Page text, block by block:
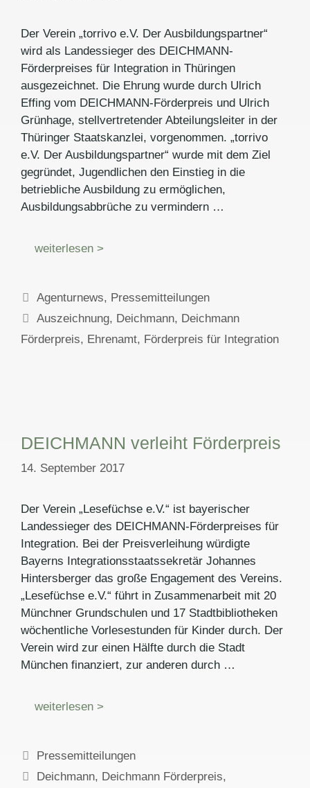
Der Verein „torrivo e.V. Der Ausbildungspartner“
wird als Landessieger des DEICHMANN-
Förderpreises für Integration in Thüringen
ausgezeichnet. Die Ehrung wurde durch Ulrich
Effing vom DEICHMANN-Förderpreis und Ulrich
Grünhage, stellvertretender Abteilungsleiter in der
Thüringer Staatskanzlei, vorgenommen. „torrivo
e.V. Der Ausbildungspartner“ wurde mit dem Ziel
gegründet, Jugendlichen den Einstieg in die
betriebliche Ausbildung zu ermöglichen,
Ausbildungsabbrüche zu vermindern …
weiterlesen >
Kategorien
Agenturnews, Pressemitteilungen
Schlagwörter
Auszeichnung, Deichmann, Deichmann
Förderpreis, Ehrenamt, Förderpreis für Integration
DEICHMANN verleiht Förderpreis
14. September 2017
Der Verein „Lesefüchse e.V.“ ist bayerischer
Landessieger des DEICHMANN-Förderpreises für
Integration. Bei der Preisverleihung würdigte
Bayerns Integrationsstaatssekretär Johannes
Hintersberger das große Engagement des Vereins.
„Lesefüchse e.V.“ führt in Zusammenarbeit mit 20
Münchner Grundschulen und 17 Stadtbibliotheken
wöchentliche Vorlesestunden für Kinder durch. Der
Verein wird zur einen Hälfte durch die Stadt
München finanziert, zur anderen durch …
weiterlesen >
Kategorien
Pressemitteilungen
Schlagwörter
Deichmann, Deichmann Förderpreis,